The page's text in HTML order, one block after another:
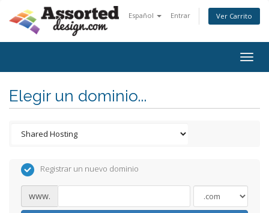
Español Entrar Ver Carrito
Elegir un dominio...
Registrar un nuevo dominio
www.